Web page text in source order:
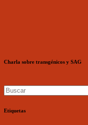
Charla sobre transgénicos y SAG
Etiquetas